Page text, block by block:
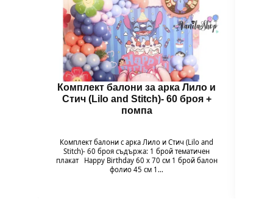
Комплект балони за арка Лило и
Стич (Lilo and Stitch)- 60 броя +
помпа
Комплект балони с арка Лило и Стич (Lilo and
Stitch)- 60 броя съдържа: 1 брой тематичен
плакат Happy Birthday 60 х 70 см 1 брой балон
фолио 45 см 1…